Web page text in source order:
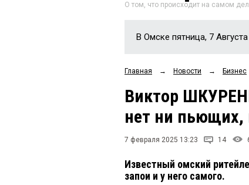
О том, что происходит на самом
В Омске пятница, 7 Августа
Главная → Новости → Бизнес
Виктор
нет ни пьющих,
7 февраля 2025 13:23 14
Известный омский
запои и у него самого.